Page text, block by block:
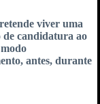
viver uma
de candidatura ao
antes, durante